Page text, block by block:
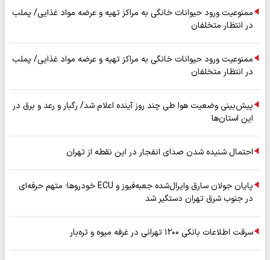
ممنوعیت ورود حیوانات خانگی به مراکز تهیه و عرضه مواد غذایی/ پملب
در انتظار متخلفان
ممنوعیت ورود حیوانات خانگی به مراکز تهیه و عرضه مواد غذایی/ پملب
در انتظار متخلفان
پیش‌بینی وضعیت هوا طی چند روز آینده اعلام شد/ رگبار و رعد و برق در
این استان‌ها
احتمال شنیده شدن صدای انفجار در این نقطه از تهران
پایان جولان سارق وایرال‌شده جعبه‌فیوز و ECU خودروها؛ متهم حرفه‌ای
در جنوب شرق تهران دستگیر شد
سرقت اطلاعات بانکی ۱۲۰۰ تهرانی در غرفه میوه و تره‌بار